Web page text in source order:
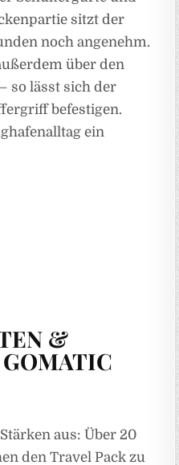
sitzt der
noch angenehm.
über den
so lässt sich der
befestigen.
ein
&
GOMATIC
aus: Über 20
den Travel Pack zu